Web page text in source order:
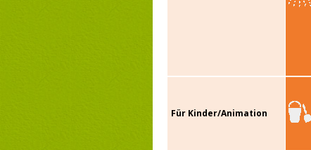
Für Kinder/Animation